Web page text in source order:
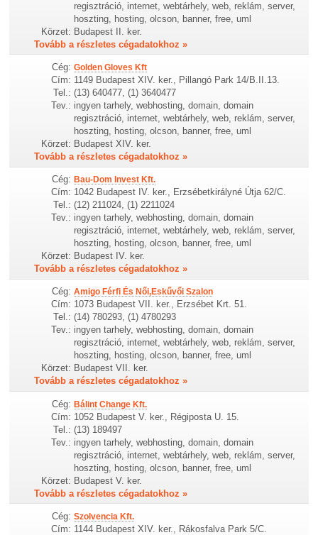
regisztráció, internet, webtárhely, web, reklám, server,
hoszting, hosting, olcson, banner, free, uml
Körzet: Budapest II. ker.
Tovább a részletes cégadatokhoz »
Cég: Golden Gloves Kft
Cím: 1149 Budapest XIV. ker., Pillangó Park 14/B.II.13.
Tel.: (13) 640477, (1) 3640477
Tev.: ingyen tarhely, webhosting, domain, domain
regisztráció, internet, webtárhely, web, reklám, server,
hoszting, hosting, olcson, banner, free, uml
Körzet: Budapest XIV. ker.
Tovább a részletes cégadatokhoz »
Cég: Bau-Dom Invest Kft.
Cím: 1042 Budapest IV. ker., Erzsébetkirályné Útja 62/C.
Tel.: (12) 211024, (1) 2211024
Tev.: ingyen tarhely, webhosting, domain, domain
regisztráció, internet, webtárhely, web, reklám, server,
hoszting, hosting, olcson, banner, free, uml
Körzet: Budapest IV. ker.
Tovább a részletes cégadatokhoz »
Cég: Amigo Férfi És Női,Eskűvői Szalon
Cím: 1073 Budapest VII. ker., Erzsébet Krt. 51.
Tel.: (14) 780293, (1) 4780293
Tev.: ingyen tarhely, webhosting, domain, domain
regisztráció, internet, webtárhely, web, reklám, server,
hoszting, hosting, olcson, banner, free, uml
Körzet: Budapest VII. ker.
Tovább a részletes cégadatokhoz »
Cég: Bálint Change Kft.
Cím: 1052 Budapest V. ker., Régiposta U. 15.
Tel.: (13) 189497
Tev.: ingyen tarhely, webhosting, domain, domain
regisztráció, internet, webtárhely, web, reklám, server,
hoszting, hosting, olcson, banner, free, uml
Körzet: Budapest V. ker.
Tovább a részletes cégadatokhoz »
Cég: Szolvencia Kft.
Cím: 1144 Budapest XIV. ker., Rákosfalva Park 5/C.